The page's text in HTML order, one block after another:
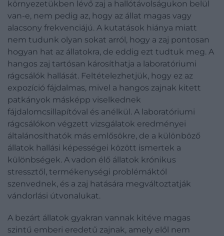
környezetükben lévő zaj a hallótávolságukon belül
van-e, nem pedig az, hogy az állat magas vagy
alacsony frekvenciájú. A kutatások hiánya miatt
nem tudunk olyan sokat arról, hogy a zaj pontosan
hogyan hat az állatokra, de eddig ezt tudtuk meg. A
hangos zaj tartósan károsíthatja a laboratóriumi
rágcsálók hallását. Feltételezhetjük, hogy ez az
expozíció fájdalmas, mivel a hangos zajnak kitett
patkányok másképp viselkednek
fájdalomcsillapítóval és anélkül. A laboratóriumi
rágcsálókon végzett vizsgálatok eredményei
általánosíthatók más emlősökre, de a különböző
állatok hallási képességei között ismertek a
különbségek. A vadon élő állatok krónikus
stressztől, termékenységi problémáktól
szenvednek, és a zaj hatására megváltoztatják
vándorlási útvonalukat.
A bezárt állatok gyakran vannak kitéve magas
szintű emberi eredetű zajnak, amely elől nem